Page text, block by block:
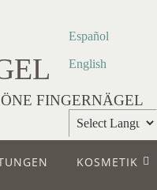
FINGERNÄGEL
Español
English
Translate
KOSMETIK